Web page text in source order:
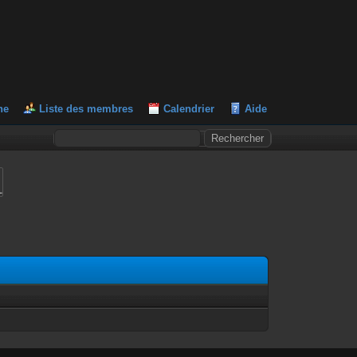
Liste des membres Calendrier Aide